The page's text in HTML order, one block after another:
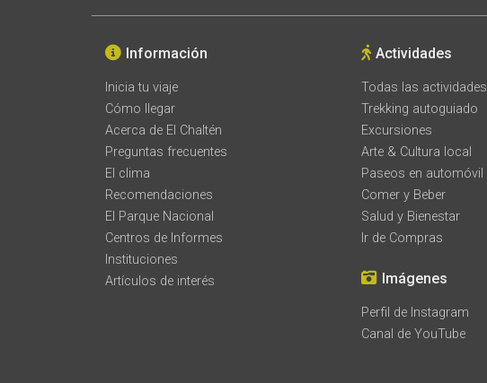
Información
Inicia tu viaje
Cómo llegar
Acerca de El Chaltén
Preguntas frecuentes
El clima
Recomendaciones
El Parque Nacional
Centros de Informes
Instituciones
Artículos de interés
Actividades
Todas las actividades
Trekking autoguiado
Excursiones
Arte & Cultura local
Paseos en automóvil
Comer y Beber
Salud y Bienestar
Ir de Compras
Imágenes
Perfil de Instagram
Canal de YouTube